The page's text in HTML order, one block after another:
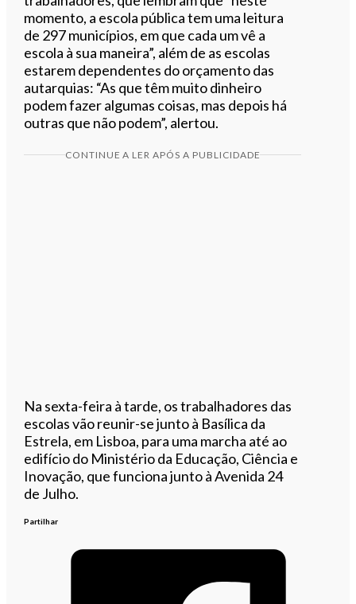
momento, a escola pública tem uma leitura
de 297 municípios, em que cada um vê a
escola à sua maneira”, além de as escolas
estarem dependentes do orçamento das
autarquias: “As que têm muito dinheiro
podem fazer algumas coisas, mas depois há
outras que não podem”, alertou.
CONTINUE A LER APÓS A PUBLICIDADE
Na sexta-feira à tarde, os trabalhadores das
escolas vão reunir-se junto à Basílica da
Estrela, em Lisboa, para uma marcha até ao
edifício do Ministério da Educação, Ciência e
Inovação, que funciona junto à Avenida 24
de Julho.
Partilhar